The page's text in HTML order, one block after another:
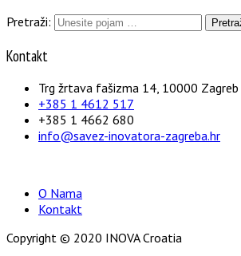
Pretraži:
Kontakt
Trg žrtava fašizma 14, 10000 Zagreb
+385 1 4612 517
+385 1 4662 680
info@savez-inovatora-zagreba.hr
O Nama
Kontakt
Copyright © 2020 INOVA Croatia